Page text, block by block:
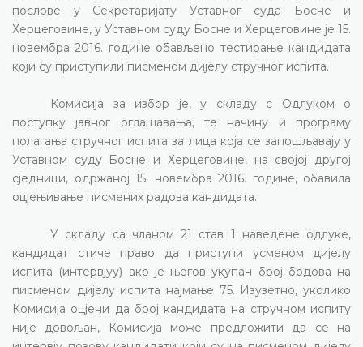
послове
у Секретаријату Уставног суда
Босне и
Херцеговине, у Уставном суду Босне и Херцеговине је 15.
новембра 2016. године обављено тестирање кандидата
који су приступили писменом дијелу стручног испита.
Комисија за избор је, у складу с Одлуком о
поступку јавног оглашавања, те начину и програму
полагања стручног испита за лица која се запошљавају у
Уставном суду Босне и Херцеговине, на својој другој
сједници, одржаној 15. новембра 2016. године, обавила
оцјењивање писмених радова кандидата.
У складу са чланом 21 став 1 наведене одлуке,
кандидат стиче право да приступи усменом дијелу
испита (интервјуу) ако је његов укупан број бодова на
писменом дијелу испита најмање 75. Изузетно, уколико
Комисија оцјени да број кандидата на стручном испиту
није довољан, Комисија може предложити да се на